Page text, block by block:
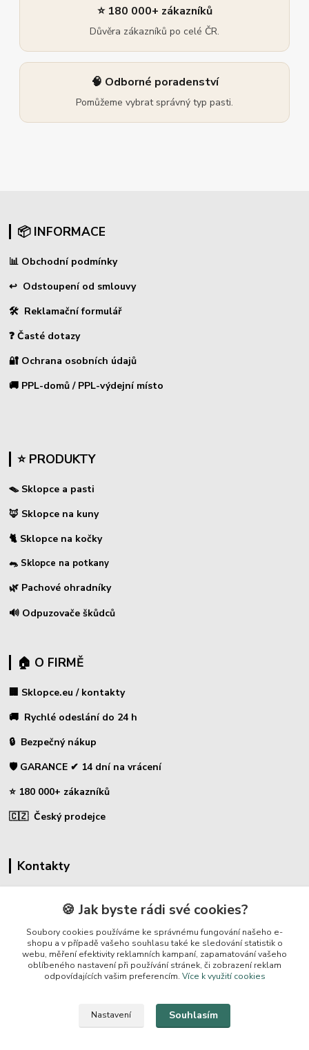
⭐ 180 000+ zákazníků
Důvěra zákazníků po celé ČR.
🧠 Odborné poradenství
Pomůžeme vybrat správný typ pasti.
📦 INFORMACE
📊 Obchodní podmínky
↩ Odstoupení od smlouvy
🛠 Reklamační formulář
❓ Časté dotazy
🔐 Ochrana osobních údajů
🚚 PPL-domů / PPL-výdejní místo
⭐ PRODUKTY
🪤 Sklopce a pasti
🦊 Sklopce na kuny
🐈 Sklopce na kočky
🐀 Sklopce na potkany
🌿 Pachové ohradníky
🔊 Odpuzovače škůdců
🏠 O FIRMĚ
🏢 Sklopce.eu / kontakty
🚚 Rychlé odeslání do 24 h
🔒 Bezpečný nákup
🛡️ GARANCE ✔ 14 dní na vrácení
⭐ 180 000+ zákazníků
🇨🇿 Český prodejce
Kontakty
🛡️ Zákaznická podpora
📞 728 007 997
⏰ Po-Pá | 7:00 - 13:30 |
info@repulse.cz
🍪 Jak byste rádi své cookies?
Soubory cookies používáme ke správnému fungování našeho e-
shopu a v případě vašeho souhlasu také ke sledování statistik o
webu, měření efektivity reklamních kampaní, zapamatování vašeho
oblíbeného nastavení při používání stránek, či zobrazení reklam
odpovídajících vašim preferencím. Více k využití cookies
Nastavení Souhlasím